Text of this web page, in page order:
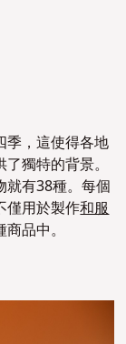
季，這使得各地
獨特的背景。
就有38種。每個
僅用於製作和服
品中。